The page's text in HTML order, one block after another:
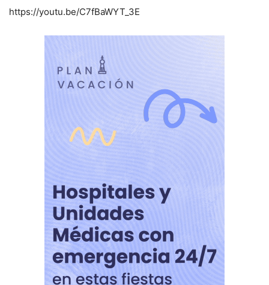
https://youtu.be/C7fBaWYT_3E